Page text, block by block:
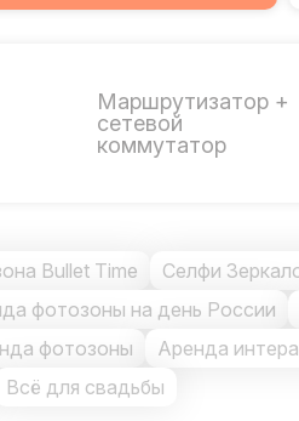
Маршрутизатор +
сетевой
коммутатор
Bullet Time Селфи
фотозоны на день России
фотозоны Аренда
Всё для свадьбы